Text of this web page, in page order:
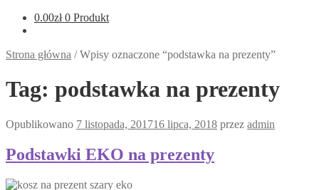
0.00zł 0 Produkt
Strona główna /Wpisy oznaczone “podstawka na prezenty”
Tag: podstawka na prezenty
Opublikowano 7 listopada, 201716 lipca, 2018 przez admin
Podstawki EKO na prezenty